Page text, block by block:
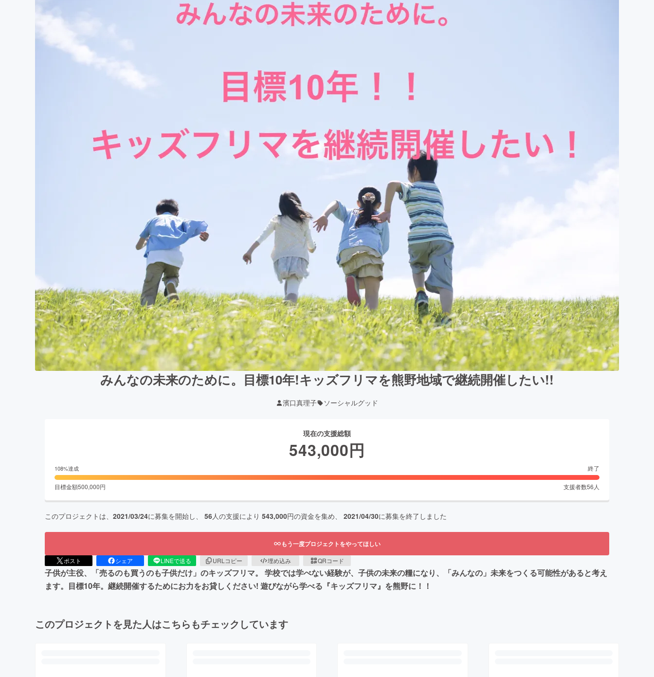
みんなの未来のために。目標10年!キッズフリマを熊野地域で継続開催したい!!
濱口真理子 ソーシャルグッド
現在の支援総額
543,000円
108%達成 終了
目標金額500,000円 支援者数56 人
このプロジェクトは、 2021/03/24に募集を開始し、 56人の支援により 543,000円の資金を集め、 2021/04/30に募集を終了しました
もう一度プロジェクトをやってほしい
ポスト シェア LINEで送る URLコピー 埋め込み QRコード
子供が主役、「売るのも買うのも子供だけ」のキッズフリマ。 学校では学べない経験が、子供の未来の糧になり、「みんなの」未来をつくる可能性があると考え
ます。目標10年。継続開催するためにお力をお貸しください! 遊びながら学べる『キッズフリマ』を熊野に！！
このプロジェクトを見た人はこちらもチェックしています